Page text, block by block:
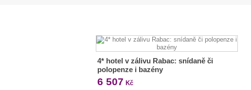
4* hotel v zálivu Rabac: snídaně či
polopenze i bazény
6 507 Kč